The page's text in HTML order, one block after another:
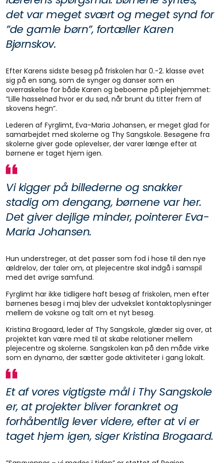
det var meget svært og meget synd for
”de gamle børn”, fortæller Karen
Bjørnskov.
Efter Karens sidste besøg på friskolen har 0.-2. klasse øvet
sig på en sang, som de synger og danser som en
overraskelse for både Karen og beboerne på plejehjemmet:
”Lille hasselnød hvor er du sød, når brunt du titter frem af
skovens hegn”.
Lederen af Fyrglimt, Eva-Maria Johansen, er meget glad for
samarbejdet med skolerne og Thy Sangskole. Besøgene fra
skolerne giver gode oplevelser, der varer længe efter at
børnene er taget hjem igen.
Vi kigger på billederne og snakker
stadig om dengang, børnene var her.
Det giver dejlige minder, pointerer Eva-
Maria Johansen.
Hun understreger, at det passer som fod i hose til den nye
ældrelov, der taler om, at plejecentre skal indgå i samspil
med det øvrige samfund.
Fyrglimt har ikke tidligere haft besøg af friskolen, men efter
børnenes besøg i maj blev der udvekslet kontaktoplysninger
mellem de voksne og talt om et nyt besøg.
Kristina Brogaard, leder af Thy Sangskole, glæder sig over, at
projektet kan være med til at skabe relationer mellem
plejecentre og skolerne. Sangskolen kan på den måde virke
som en dynamo, der sætter gode aktiviteter i gang lokalt.
Et af vores vigtigste mål i Thy Sangskole
er, at projekter bliver forankret og
forhåbentlig lever videre, efter at vi er
taget hjem igen, siger Kristina Brogaard.